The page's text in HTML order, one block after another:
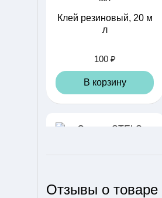
Клей резиновый, 20 м
л
100 ₽
В корзину
Смазка STELS силико
Отзывы о товаре